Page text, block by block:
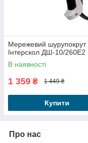
Мережевий шурупокрут
Інтерскол ДШ-10/260Е2
В наявності
1 359 ₴ 1 449 ₴
Купити
Про нас